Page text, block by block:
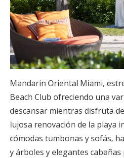
Mandarin Oriental Miami,
Beach Club ofreciendo una
descansar mientras disfruta
lujosa renovación de la playa
cómodas tumbonas y sofás,
y árboles y elegantes